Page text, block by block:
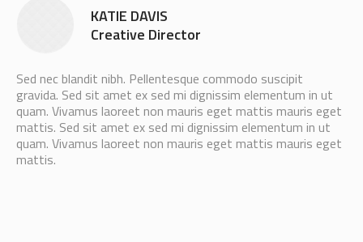
KATIE DAVIS
Creative Director
Sed nec blandit nibh. Pellentesque commodo suscipit
gravida. Sed sit amet ex sed mi dignissim elementum in ut
quam. Vivamus laoreet non mauris eget mattis mauris eget
mattis. Sed sit amet ex sed mi dignissim elementum in ut
quam. Vivamus laoreet non mauris eget mattis mauris eget
mattis.